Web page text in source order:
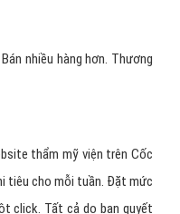
nhiều hàng hơn. Thương
thẩm mỹ viện trên Cốc
tiêu cho mỗi tuần. Đặt mức